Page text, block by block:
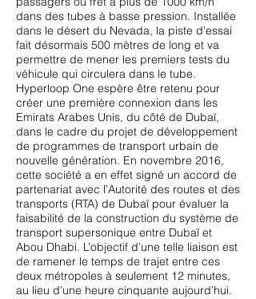
dans des tubes à basse pression. Installée
dans le désert du Nevada, la piste d'essai
fait désormais 500 mètres de long et va
permettre de mener les premiers tests du
véhicule qui circulera dans le tube.
Hyperloop One espère être retenu pour
créer une première connexion dans les
Emirats Arabes Unis, du côté de Dubaï,
dans le cadre du projet de développement
de programmes de transport urbain de
nouvelle génération. En novembre 2016,
cette société a en effet signé un accord de
partenariat avec l’Autorité des routes et des
transports (RTA) de Dubaï pour évaluer la
faisabilité de la construction du système de
transport supersonique entre Dubaï et
Abou Dhabi. L’objectif d’une telle liaison est
de ramener le temps de trajet entre ces
deux métropoles à seulement 12 minutes,
au lieu d’une heure cinquante aujourd’hui.